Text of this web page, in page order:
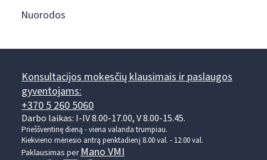
Nuorodos
Konsultacijos mokesčių klausimais ir paslaugos
gyventojams:
+370 5 260 5060
Darbo laikas: I-IV 8.00-17.00, V 8.00-15.45.
Prieššventinę dieną - viena valanda trumpiau.
Kiekvieno mėnesio antrą penktadienį 8.00 val. - 12.00 val.
Paklausimas perMano VMI